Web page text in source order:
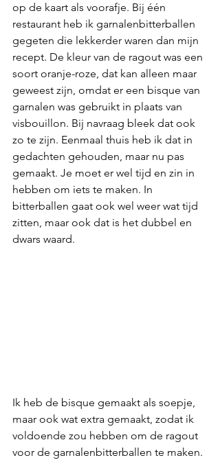
op de kaart als voorafje. Bij één
restaurant heb ik garnalenbitterballen
gegeten die lekkerder waren dan mijn
recept. De kleur van de ragout was een
soort oranje-roze, dat kan alleen maar
geweest zijn, omdat er een bisque van
garnalen was gebruikt in plaats van
visbouillon. Bij navraag bleek dat ook
zo te zijn. Eenmaal thuis heb ik dat in
gedachten gehouden, maar nu pas
gemaakt. Je moet er wel tijd en zin in
hebben om iets te maken. In
bitterballen gaat ook wel weer wat tijd
zitten, maar ook dat is het dubbel en
dwars waard.
Ik heb de bisque gemaakt als soepje,
maar ook wat extra gemaakt, zodat ik
voldoende zou hebben om de ragout
voor de garnalenbitterballen te maken.